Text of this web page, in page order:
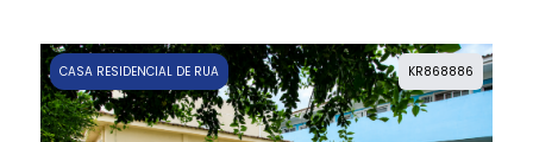
KR868886
CASA RESIDENCIAL DE RUA